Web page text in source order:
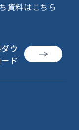
資料はこちら
ウ
ド